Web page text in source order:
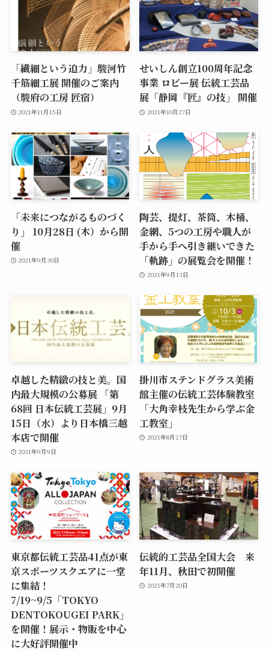
「繊細という迫力」駿河竹
千筋細工展 開催のご案内
（駿府の工房 匠宿）
2021年11月15日
せいしん創立100周年記念
事業 ロビー展 伝統工芸品
展「静岡『匠』の技」 開催
2021年10月27日
「未来につながるものづく
り」 10月28日 (木）から開
催
2021年9月30日
陶芸、提灯、茶筒、木桶、
金網、5つの工房や職人が
手から手へ引き継いできた
「軌跡」の展覧会を開催！
2021年9月13日
卓越した精緻の技と美。国
内最大規模の公募展 「第
68回 日本伝統工芸展」9月
15日（水）より日本橋三越
本店で開催
2021年9月9日
掛川市ステンドグラス美術
館主催の伝統工芸体験教室
「大角幸枝先生から学ぶ金
工教室」
2021年8月27日
東京都伝統工芸品41点が東
京スポーツスクエアに一堂
に集結！
7/19~9/5「TOKYO
DENTOKOUGEI PARK」
を開催！展示・物販を中心
に大好評開催中
伝統的工芸品全国大会 来
年11月、秋田で初開催
2021年7月20日